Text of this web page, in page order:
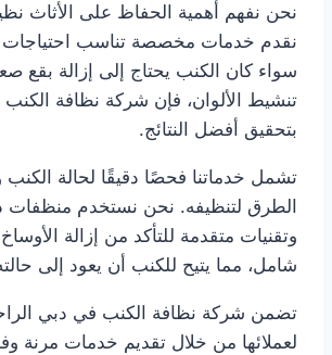
نحن نفهم أهمية الحفاظ على الأثاث
نقدم خدمات مخصصة تناسب
سواء كان الكنب يحتاج إلى إزالة بقع
تنشيط الألوان، فإن شركة نظافة
بتحقيق أفضل النتائج.
تشمل خدماتنا فحصًا دقيقًا لحالة
الطرق لتنظيفه. نحن نستخدم منظفات
وتقنيات متقدمة للتأكد من إزالة
شامل، مما يتيح للكنب أن يعود إلى
تضمن شركة نظافة الكنب في دبي
لعملائها من خلال تقديم خدمات مرنة